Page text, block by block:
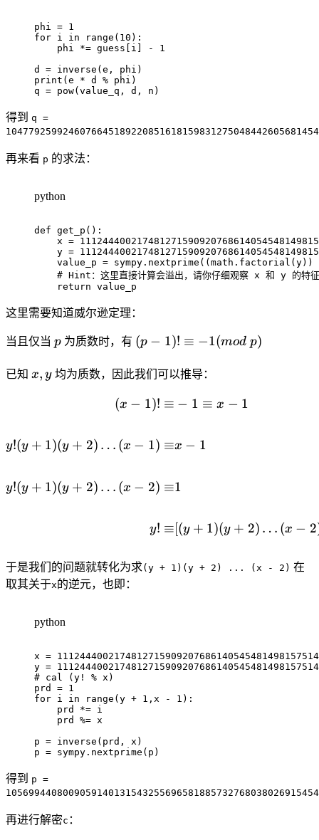
phi = 1
for i in range ( 10 ) :
    phi
*= guess i -
1
d = inverse ( e , phi )
print ( e * d % phi )
q = pow( value_q , d , n )
得到 q =
再来看 p 的求法：
python
def get_p ( ) :
    x
=
    y
=
    value_p
= sympy . nextprime ( ( math . factorial ( y) )
# Hint：这里直接计算会溢出，请你仔细观察 x 和 y 的特征
return value_p
这里需要知道威尔逊定理：
当且仅当 p
p 为质数时，有 (p - 1)!
-1(mod
(p − 1)! ≡ −1(mod p)
已知 x,y
x, y均为质数，因此我们可以推导：
\begin{align*} (x - 1)!
(x − 1)! ≡
y!(y + 1)(y + 2) … (x − 1) ≡
y!(y + 1)(y + 2) … (x − 2) ≡
y! ≡
− 1 ≡ x − 1
x − 1
1
[(y + 1)(y + 2) … (x − 2
于是我们的问题就转化为求 (y + 1)(y + 2) ... (x - 2) 在
取其关于x的逆元，也即：
python
x =
y =
# cal (y! % x)
prd = 1
for i in range ( y + 1 , x - 1 ) :
    prd
*= i
    prd
%= x
p = inverse ( prd , x )
p = sympy . nextprime ( p )
得到 p =
再进行解密c ：